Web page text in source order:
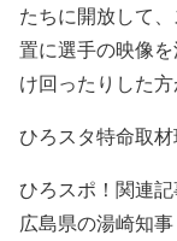
たちに開放して
置に選手の映像
け回ったりした
ひろスタ特命取材
ひろスポ！関連
広島県の湯崎知